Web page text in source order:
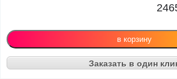
Заказать в один